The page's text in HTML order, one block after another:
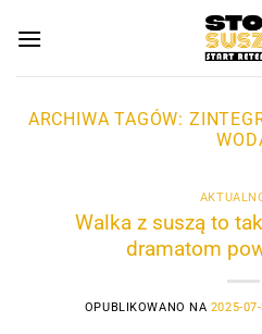
ARCHIWA TAGÓW:
Walka z suszą to
dramatom
OPUBLIKOWANO NA 2025-07-